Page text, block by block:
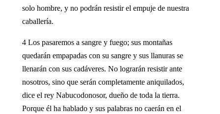
solo hombre, y no podrán resistir el empuje de nuestra
caballería.
4 Los pasaremos a sangre y fuego; sus montañas
quedarán empapadas con su sangre y sus llanuras se
llenarán con sus cadáveres. No lograrán resistir ante
nosotros, sino que serán completamente aniquilados,
dice el rey Nabucodonosor, dueño de toda la tierra.
Porque él ha hablado y sus palabras no caerán en el